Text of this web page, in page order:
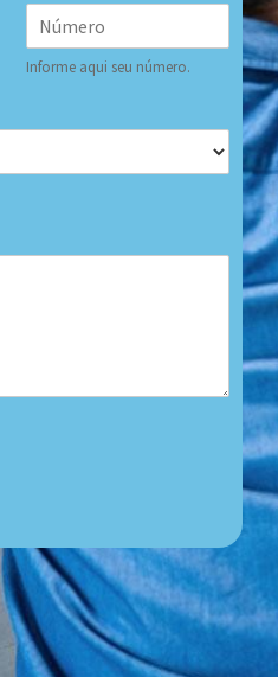
Informe aqui seu número.